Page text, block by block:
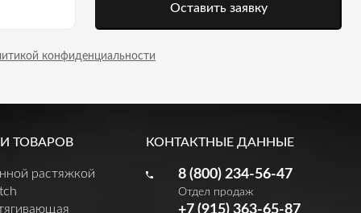
Оставить заявку
конфиденциальности
ТОВАРОВ
растяжкой
КОНТАКТНЫЕ ДАННЫЕ
8 (800) 234-56-47
Отдел продаж
+7 (915) 363-65-87